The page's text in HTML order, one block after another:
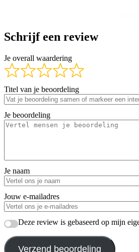
Schrijf een review
Je overall waardering
Titel van je beoordeling
Je beoordeling
Je naam
Jouw e-mailadres
Deze review is gebaseerd op mijn
Verzend beoordeling